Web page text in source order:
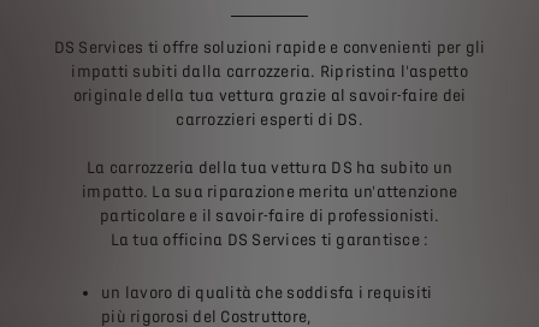
DS Services ti offre soluzioni rapide e convenienti per gli
impatti subiti dalla carrozzeria. Ripristina l'aspetto
originale della tua vettura grazie al savoir-faire dei
carrozzieri esperti di DS.
La carrozzeria della tua vettura DS ha subito un
impatto. La sua riparazione merita un'attenzione
particolare e il savoir-faire di professionisti.
La tua officina DS Services ti garantisce :
un lavoro di qualità che soddisfa i requisiti
più rigorosi del Costruttore,